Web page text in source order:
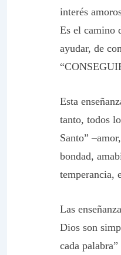
interés
Es el camino
ayudar, de
Esta
tanto, todos
Santo”
bondad,
temperancia,
Las
Dios son
cada